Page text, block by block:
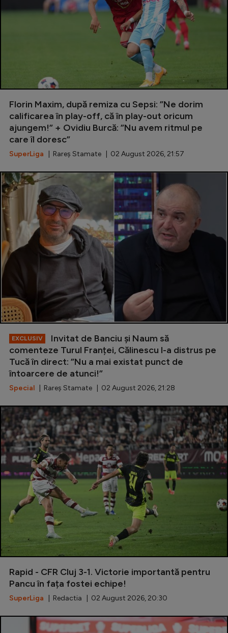
Florin Maxim, după remiza cu Sepsi: ”Ne dorim
calificarea în play-off, că în play-out oricum
ajungem!” + Ovidiu Burcă: ”Nu avem ritmul pe
care îl doresc”
SuperLiga | Rareș Stamate | 02 August 2026, 21:57
EXCLUSIV
Invitat de Banciu și Naum să
comenteze Turul Franței, Călinescu l-a distrus pe
Tucă în direct: ”Nu a mai existat punct de
întoarcere de atunci!”
Special | Rareș Stamate | 02 August 2026, 21:28
Rapid - CFR Cluj 3-1. Victorie importantă pentru
Pancu în fața fostei echipe!
SuperLiga | Redactia | 02 August 2026, 20:30